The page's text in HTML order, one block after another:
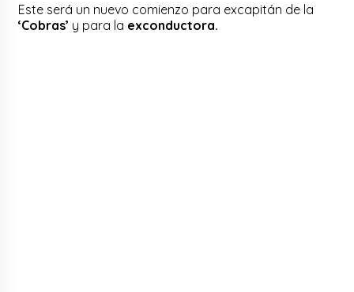
Este será un nuevo comienzo para excapitán de la
‘Cobras’ y para la exconductora.